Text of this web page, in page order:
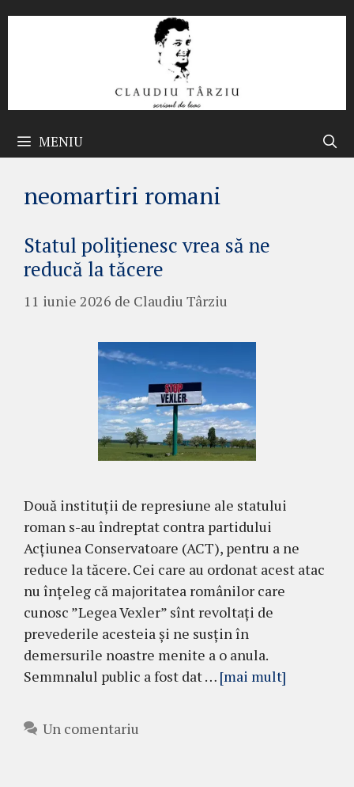
MENIU
neomartiri romani
Statul polițienesc vrea să ne
reducă la tăcere
11 iunie 2026 de Claudiu Târziu
Două instituții de represiune ale statului
roman s-au îndreptat contra partidului
Acțiunea Conservatoare (ACT), pentru a ne
reduce la tăcere. Cei care au ordonat acest atac
nu înțeleg că majoritatea românilor care
cunosc ”Legea Vexler” sînt revoltați de
prevederile acesteia și ne susțin în
demersurile noastre menite a o anula.
Semmnalul public a fost dat … [mai mult]
Un comentariu